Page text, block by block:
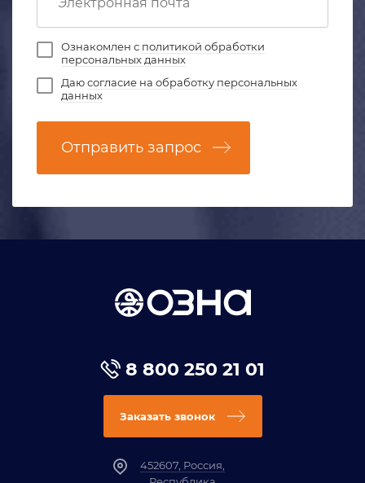
Ознакомлен с политикой обработки
персональных данных
Даюсогласие на обработку персональных
данных
Отправить запрос
8 800 250 21 01
Заказать звонок
452607, Россия,